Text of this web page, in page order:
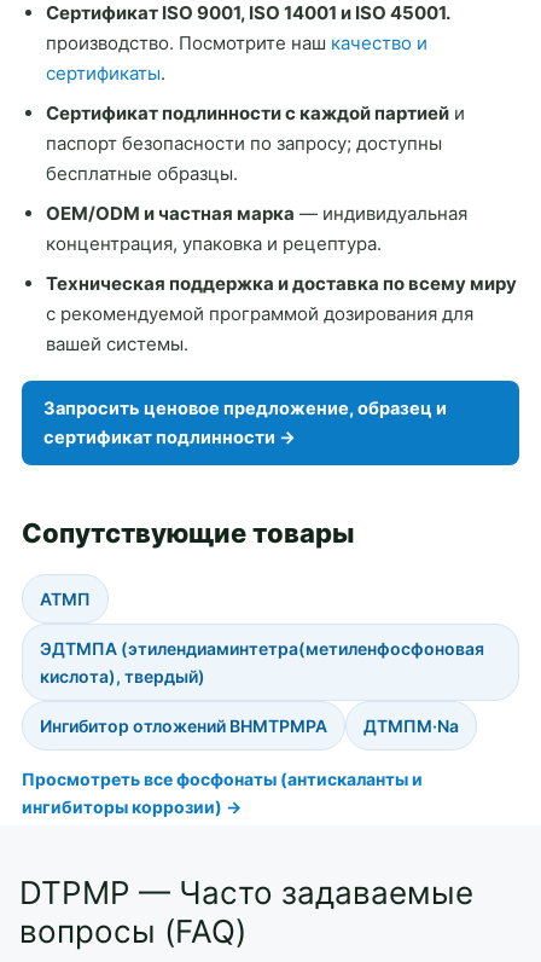
Сертификат ISO 9001, ISO 14001 и ISO 45001.
производство. Посмотрите наш качество и
сертификаты.
Сертификат подлинности с каждой партией и
паспорт безопасности по запросу; доступны
бесплатные образцы.
OEM/ODM и частная марка — индивидуальная
концентрация, упаковка и рецептура.
Техническая поддержка и доставка по всему миру
с рекомендуемой программой дозирования для
вашей системы.
Запросить ценовое предложение, образец и
сертификат подлинности →
Сопутствующие товары
АТМП
ЭДТМПА (этилендиаминтетра(метиленфосфоновая
кислота), твердый)
Ингибитор отложений BHMTPMPA ДТМПМ·Na
Просмотреть все фосфонаты (антискаланты и
ингибиторы коррозии) →
DTPMP — Часто задаваемые
вопросы (FAQ)